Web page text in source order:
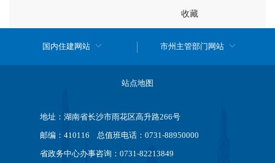
收藏
国内住建网站 市州主管部门网站
站点地图
地址：湖南省长沙市雨花区高升路266号
邮编：410116 总值班电话：0731-88950000
省政务中心办事咨询：0731-82213849